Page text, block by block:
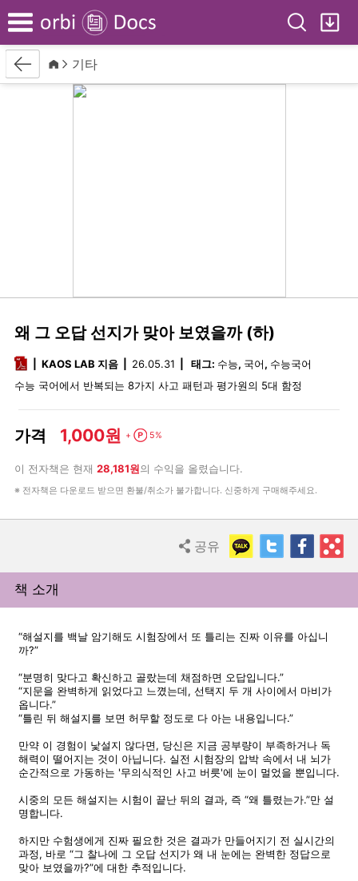
Menu Search
BackHome
기타
왜 그 오답 선지가 맞아 보였을까 (하)
pdfKAOS LAB 지음 26.05.31 태그: 수능, 국어, 수능국어
수능 국어에서 반복되는 8가지 사고 패턴과 평가원의 5대 함정
가격 1,000원 + Point
5%
이 전자책은 현재 28,181원의 수익을 올렸습니다.
※ 전자책은 다운로드 받으면 환불/취소가 불가합니다. 신중하게 구매해주세요.
Share
공유 KakaoTalkTwitter
책 소개
“해설지를 백날 암기해도 시험장에서 또 틀리는 진짜 이유를 아십니
까?”
“분명히 맞다고 확신하고 골랐는데 채점하면 오답입니다.”
“지문을 완벽하게 읽었다고 느꼈는데, 선택지 두 개 사이에서 마비가
옵니다.”
“틀린 뒤 해설지를 보면 허무할 정도로 다 아는 내용입니다.”
만약 이 경험이 낯설지 않다면, 당신은 지금 공부량이 부족하거나 독
해력이 떨어지는 것이 아닙니다. 실전 시험장의 압박 속에서 내 뇌가
순간적으로 가동하는 '무의식적인 사고 버릇'에 눈이 멀었을 뿐입니다.
시중의 모든 해설지는 시험이 끝난 뒤의 결과, 즉 “왜 틀렸는가.”만 설
명합니다.
하지만 수험생에게 진짜 필요한 것은 결과가 만들어지기 전 실시간의
과정, 바로 “그 찰나에 그 오답 선지가 왜 내 눈에는 완벽한 정답으로
맞아 보였을까?”에 대한 추적입니다.